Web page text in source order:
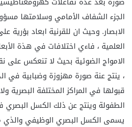
الجزء الشفاف الأمامي وسلامتها
الابصار. وحيث ان للقرنية ابعاد بؤرية
العلمية ، فاءي اختلافات في هذة
الامواج الضوئية بحيث لا تنعكس على
، ينتج عنة صورة مهزوزة وضبابية في
قبولها في المراكز المختلفة البصرية
الطفولة وينتج عن ذلك الكسل
يسمى الكسل البصري الوظيفي والذي